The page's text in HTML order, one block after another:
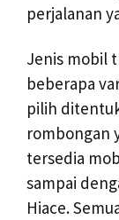
perjalanan
Jenis mobil
beberapa
pilih
rombongan
tersedia
sampai
Hiace.